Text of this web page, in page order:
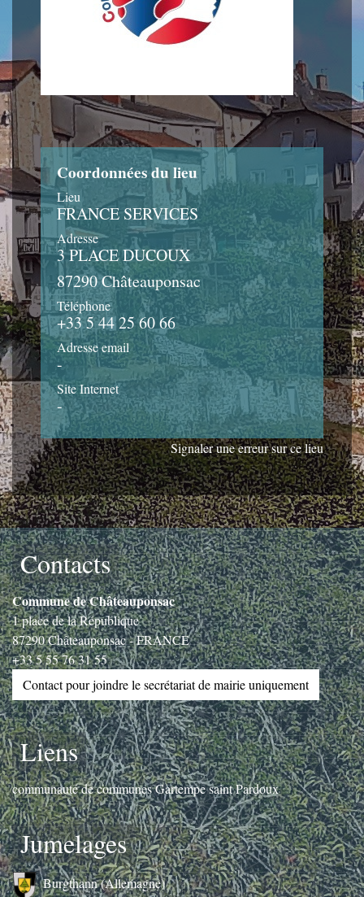
Coordonnées du lieu
Lieu
FRANCE SERVICES
Adresse
3 PLACE DUCOUX
87290 Châteauponsac
Téléphone
+33 5 44 25 60 66
Adresse email
-
Site Internet
-
Signaler une erreur sur ce lieu
Contacts
Commune de Châteauponsac
1 place de la République
87290 Châteauponsac - FRANCE
+33 5 55 76 31 55
Contact pour joindre le secrétariat de mairie uniquement
Liens
communauté de communes Gartempe saint Pardoux
Jumelages
Burgthann (Allemagne)